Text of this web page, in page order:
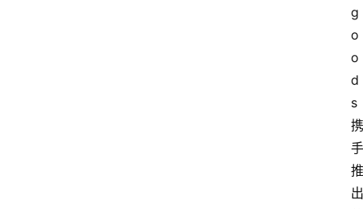
g
o
o
d
s
携
手
推
出